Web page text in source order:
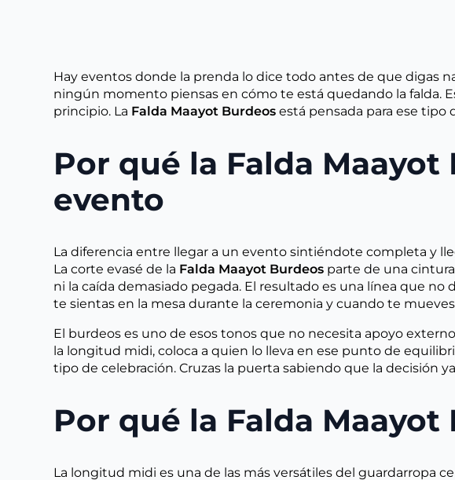
Hay eventos donde la prenda lo dice todo antes de que digas
ningún momento piensas en cómo te está quedando la falda.
principio. La Falda Maayot Burdeos está pensada para ese tipo
Por qué la Falda
evento
La diferencia entre llegar a un evento sintiéndote completa y
La corte evasé de la Falda Maayot Burdeos parte de una
ni la caída demasiado pegada. El resultado es una línea que
te sientas en la mesa durante la ceremonia y cuando te
El burdeos es uno de esos tonos que no necesita apoyo
la longitud midi, coloca a quien lo lleva en ese punto de
tipo de celebración. Cruzas la puerta sabiendo que la decisión
Por qué la Falda
La longitud midi es una de las más versátiles del guardarropa